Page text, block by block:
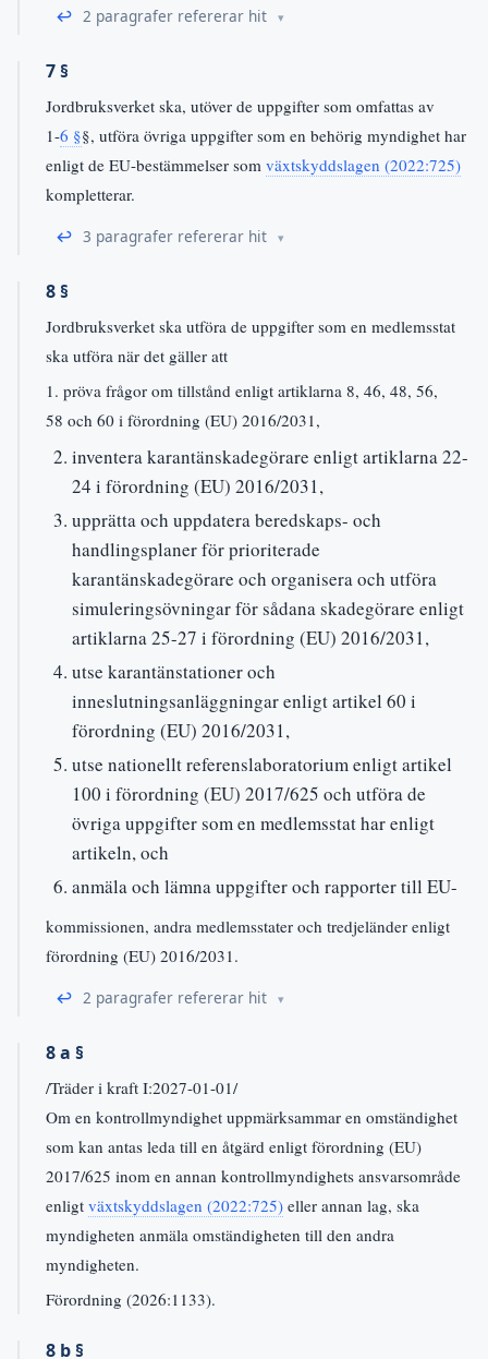
↩ 2 paragrafer refererar hit
7 §
Jordbruksverket ska, utöver de uppgifter som omfattas av
1-6 §§, utföra övriga uppgifter som en behörig myndighet har
enligt de EU-bestämmelser som växtskyddslagen (2022:725)
kompletterar.
↩ 3 paragrafer refererar hit
8 §
Jordbruksverket ska utföra de uppgifter som en medlemsstat
ska utföra när det gäller att
1. pröva frågor om tillstånd enligt artiklarna 8, 46, 48, 56,
58 och 60 i förordning (EU) 2016/2031,
inventera karantänskadegörare enligt artiklarna 22-
24 i förordning (EU) 2016/2031,
upprätta och uppdatera beredskaps- och
handlingsplaner för prioriterade
karantänskadegörare och organisera och utföra
simuleringsövningar för sådana skadegörare enligt
artiklarna 25-27 i förordning (EU) 2016/2031,
utse karantänstationer och
inneslutningsanläggningar enligt artikel 60 i
förordning (EU) 2016/2031,
utse nationellt referenslaboratorium enligt artikel
100 i förordning (EU) 2017/625 och utföra de
övriga uppgifter som en medlemsstat har enligt
artikeln, och
anmäla och lämna uppgifter och rapporter till EU-
kommissionen, andra medlemsstater och tredjeländer enligt
förordning (EU) 2016/2031.
↩ 2 paragrafer refererar hit
8 a §
/Träder i kraft I:2027-01-01/
Om en kontrollmyndighet uppmärksammar en omständighet
som kan antas leda till en åtgärd enligt förordning (EU)
2017/625 inom en annan kontrollmyndighets ansvarsområde
enligt växtskyddslagen (2022:725) eller annan lag, ska
myndigheten anmäla omständigheten till den andra
myndigheten.
Förordning (2026:1133).
8 b §